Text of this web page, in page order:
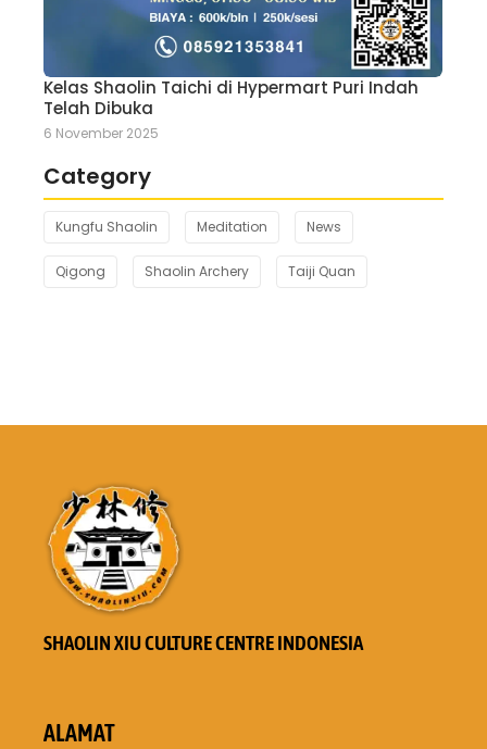
Kelas Shaolin Taichi di Hypermart Puri Indah
Telah Dibuka
6 November 2025
Category
Kungfu Shaolin Meditation News
Qigong Shaolin Archery Taiji Quan
SHAOLIN XIU CULTURE CENTRE INDONESIA
ALAMAT